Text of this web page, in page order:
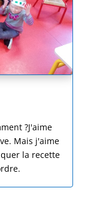
?J'aime
Mais j'aime
la recette